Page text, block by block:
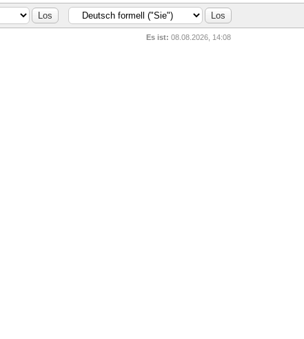
Es ist: 08.08.2026, 14:08